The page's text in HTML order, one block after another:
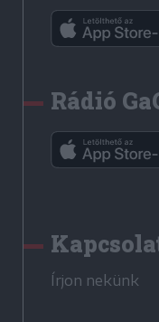
Rádió
Írjon nekünk